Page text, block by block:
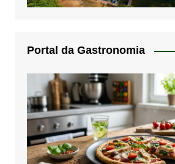
Portal da Gastronomia